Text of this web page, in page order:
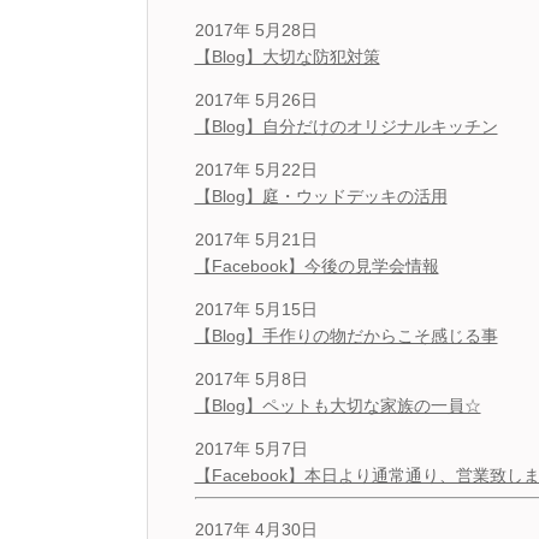
2017年 5月28日
【Blog】大切な防犯対策
2017年 5月26日
【Blog】自分だけのオリジナルキッチン
2017年 5月22日
【Blog】庭・ウッドデッキの活用
2017年 5月21日
【Facebook】今後の見学会情報
2017年 5月15日
【Blog】手作りの物だからこそ感じる事
2017年 5月8日
【Blog】ペットも大切な家族の一員☆
2017年 5月7日
【Facebook】本日より通常通り、営業致し
2017年 4月30日